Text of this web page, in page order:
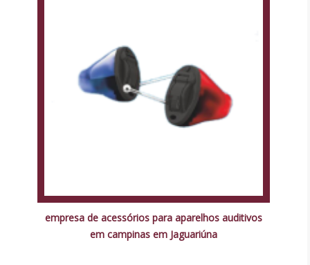
empresa de acessórios para aparelhos auditivos
em campinas em Jaguariúna